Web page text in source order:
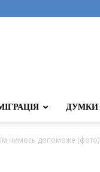
ДУМКИ
чимось допоможе (фото)